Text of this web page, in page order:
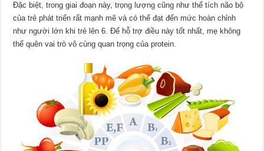
Đặc biệt, trong giai đoạn này, trọng lượng cũng như thể tích não bộ
của trẻ phát triển rất mạnh mẽ và có thể đạt đến mức hoàn chỉnh
như người lớn khi trẻ lên 6. Để hỗ trợ điều này tốt nhất, mẹ không
thể quên vai trò vô cùng quan trọng của protein.